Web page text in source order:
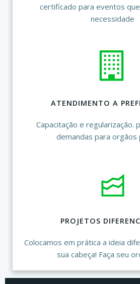
certificado para eventos
necessidade
ATENDIMENTO A
Capacitação e regularização.
demandas para orgãos
PROJETOS
Colocamos em prática a ideia
sua cabeça! Faça seu